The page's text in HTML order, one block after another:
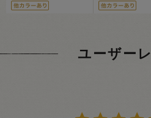
ユーザー